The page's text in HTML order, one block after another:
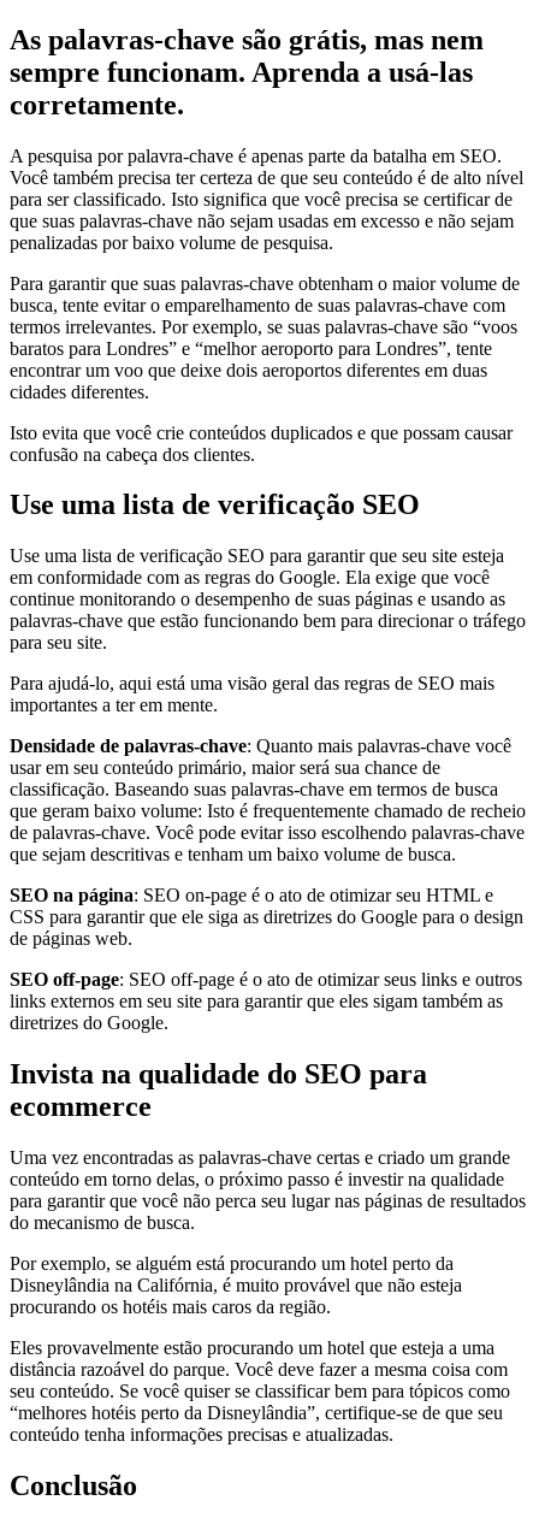
As palavras-chave são grátis, mas nem
sempre funcionam. Aprenda a usá-las
corretamente.
A pesquisa por palavra-chave é apenas parte da batalha em SEO.
Você também precisa ter certeza de que seu conteúdo é de alto nível
para ser classificado. Isto significa que você precisa se certificar de
que suas palavras-chave não sejam usadas em excesso e não sejam
penalizadas por baixo volume de pesquisa.
Para garantir que suas palavras-chave obtenham o maior volume de
busca, tente evitar o emparelhamento de suas palavras-chave com
termos irrelevantes. Por exemplo, se suas palavras-chave são “voos
baratos para Londres” e “melhor aeroporto para Londres”, tente
encontrar um voo que deixe dois aeroportos diferentes em duas
cidades diferentes.
Isto evita que você crie conteúdos duplicados e que possam causar
confusão na cabeça dos clientes.
Use uma lista de verificação SEO
Use uma lista de verificação SEO para garantir que seu site esteja
em conformidade com as regras do Google. Ela exige que você
continue monitorando o desempenho de suas páginas e usando as
palavras-chave que estão funcionando bem para direcionar o tráfego
para seu site.
Para ajudá-lo, aqui está uma visão geral das regras de SEO mais
importantes a ter em mente.
Densidade de palavras-chave: Quanto mais palavras-chave você
usar em seu conteúdo primário, maior será sua chance de
classificação. Baseando suas palavras-chave em termos de busca
que geram baixo volume: Isto é frequentemente chamado de recheio
de palavras-chave. Você pode evitar isso escolhendo palavras-chave
que sejam descritivas e tenham um baixo volume de busca.
SEO na página: SEO on-page é o ato de otimizar seu HTML e
CSS para garantir que ele siga as diretrizes do Google para o design
de páginas web.
SEO off-page: SEO off-page é o ato de otimizar seus links e outros
links externos em seu site para garantir que eles sigam também as
diretrizes do Google.
Invista na qualidade do SEO para
ecommerce
Uma vez encontradas as palavras-chave certas e criado um grande
conteúdo em torno delas, o próximo passo é investir na qualidade
para garantir que você não perca seu lugar nas páginas de resultados
do mecanismo de busca.
Por exemplo, se alguém está procurando um hotel perto da
Disneylândia na Califórnia, é muito provável que não esteja
procurando os hotéis mais caros da região.
Eles provavelmente estão procurando um hotel que esteja a uma
distância razoável do parque. Você deve fazer a mesma coisa com
seu conteúdo. Se você quiser se classificar bem para tópicos como
“melhores hotéis perto da Disneylândia”, certifique-se de que seu
conteúdo tenha informações precisas e atualizadas.
Conclusão